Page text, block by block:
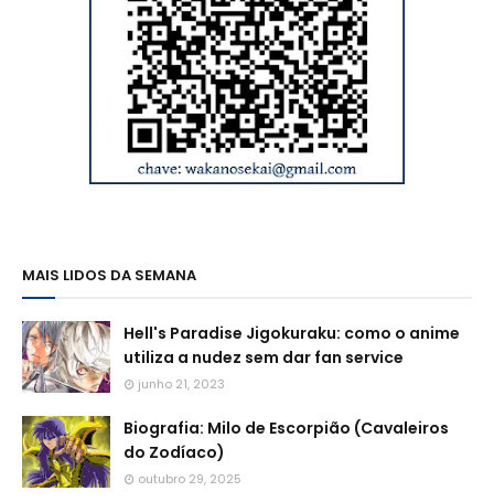
MAIS LIDOS DA SEMANA
Hell's Paradise Jigokuraku: como o anime
utiliza a nudez sem dar fan service
junho 21, 2023
Biografia: Milo de Escorpião (Cavaleiros
do Zodíaco)
outubro 29, 2025